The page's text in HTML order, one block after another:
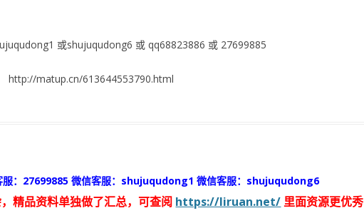
或shujuqudong6 或 qq68823886 或 27699885
http://matup.cn/613644553790.html
服：27699885 微信客服：shujuqudong1 微信客服：shujuqudong6
精品资料单独做了汇总，可查阅 https://liruan.net/ 里面资源更优秀